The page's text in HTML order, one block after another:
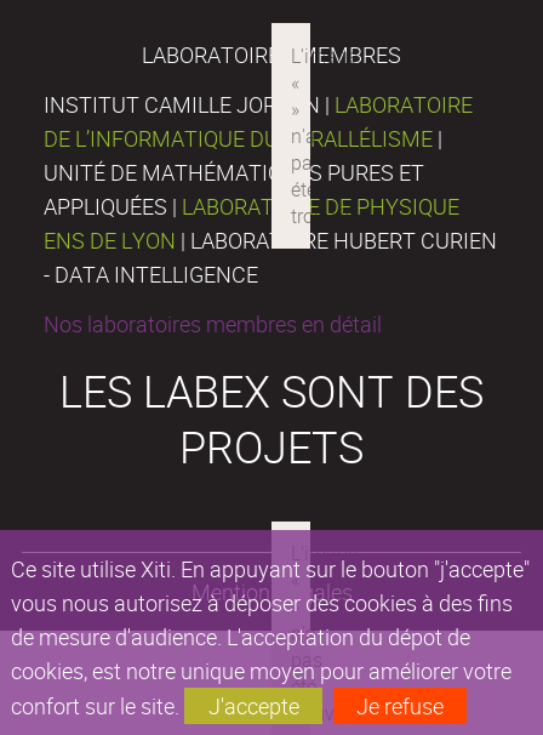
Ce site utilise Xiti. En appuyant sur le bouton "j'accepte"
vous nous autorisez à déposer des cookies à des fins
de mesure d'audience. L'acceptation du dépot de
cookies, est notre unique moyen pour améliorer votre
confort sur le site.
J'accepte Je refuse
LABORATOIRES MEMBRES
INSTITUT CAMILLE JORDAN | LABORATOIRE
DE L’INFORMATIQUE DU PARALLÉLISME |
UNITÉ DE MATHÉMATIQUES PURES ET
APPLIQUÉES | LABORATOIRE DE PHYSIQUE
ENS DE LYON | LABORATOIRE HUBERT CURIEN
- DATA INTELLIGENCE
Nos laboratoires membres en détail
LES LABEX SONT DES
PROJETS
Mentions légales